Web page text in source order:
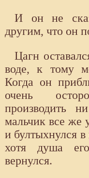
И он не
другим, что он
Цагн
воде, к тому
Когда он
очень
производить
мальчик все же
и бултыхнулся
хотя душа
вернулся.